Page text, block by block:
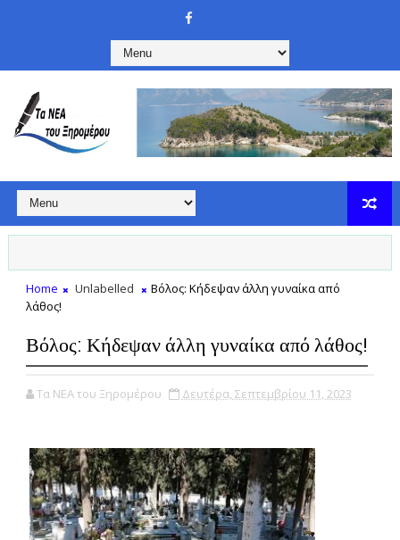
Home Unlabelled
Βόλος: Κήδεψαν άλλη γυναίκα από
λάθος!
Βόλος: Κήδεψαν άλλη γυναίκα από λάθος!
Τα ΝΕΑ του Ξηρομέρου Δευτέρα, Σεπτεμβρίου 11, 2023